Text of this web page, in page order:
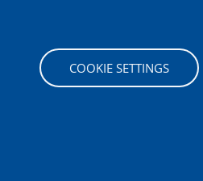
COOKIE SETTINGS
Image